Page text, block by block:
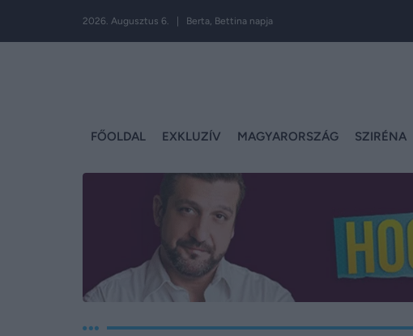
2026. Augusztus 6. | Berta, Bettina napja
FŐOLDAL EXKLUZÍV MAGYARORSZÁG SZIRÉNA